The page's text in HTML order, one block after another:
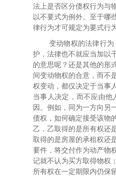
法上是否区分债权行为与
以不要式为例外。至于哪
律行为才可规定为要式行
变动物权的法律行
护，法律也不就应当加以
的意思呢？还是其他的形
间变动物权的合意，而不
权变动，都仅决定于当事
当事人决定，而不应由
因。例如，同为一方向另
债权，如何确定接受该物
乙，乙取得的是所有权还
取得的是房屋的承租权还
要件，将交付作为动产物
记就不认为买方取得物权
所有权在一定期限内仍保